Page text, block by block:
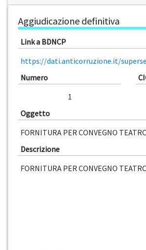
Aggiudicazione definitiva
Link a BDNCP
https://dati.anticorruzione.it/
Numero
1
Oggetto
FORNITURA PER CONVEGNO
Descrizione
FORNITURA PER CONVEGNO